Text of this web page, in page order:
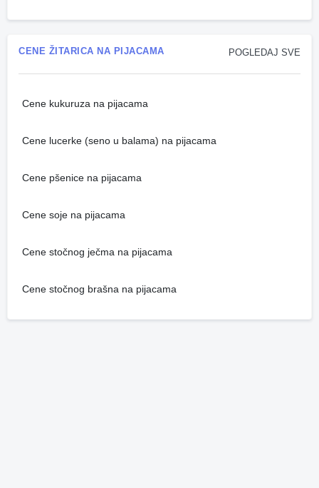
POGLEDAJ SVE
CENE ŽITARICA NA PIJACAMA
Cene kukuruza na pijacama
Cene lucerke (seno u balama) na pijacama
Cene pšenice na pijacama
Cene soje na pijacama
Cene stočnog ječma na pijacama
Cene stočnog brašna na pijacama